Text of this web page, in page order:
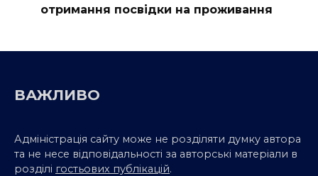
отримання посвідки на проживання
ВАЖЛИВО
Адміністрація сайту може не розділяти думку автора
та не несе відповідальності за авторські матеріали в
розділі гостьових публікацій.